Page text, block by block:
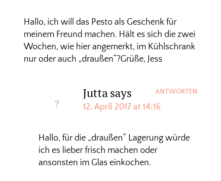
Hallo, ich will das Pesto als Geschenk für
meinem Freund machen. Hält es sich die zwei
Wochen, wie hier angemerkt, im Kühlschrank
nur oder auch „draußen“?Grüße, Jess
Juttasays
12. April 2017 at 14:16
Hallo, für die „draußen“ Lagerung würde
ich es lieber frisch machen oder
ansonsten im Glas einkochen.
ANTWORTEN